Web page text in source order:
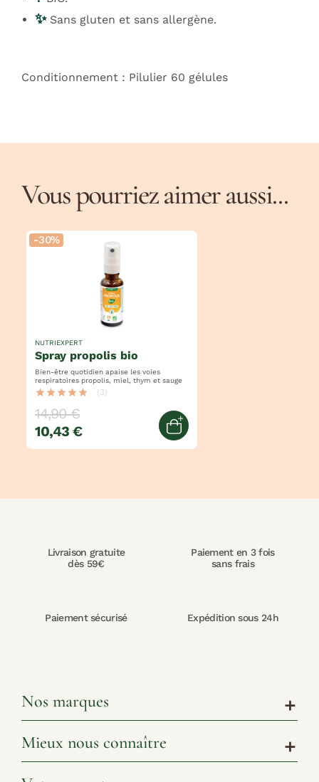
✨Sans gluten et sans allergène.
Conditionnement : Pilulier 60 gélules
Vous pourriez aimer aussi...
-30%
spray propolis bio
NUTRIEXPERT
Bien-être quotidien apaise les voies
respiratoires propolis, miel, thym et sauge
star star star star star (3)
14,90 €
10,43 €
Ajouter au panier
Livraison gratuite
dès 59€
Paiement en 3 fois
sans frais
Paiement sécurisé Expédition sous 24h
Nos marques add
Mieux nous connaître add